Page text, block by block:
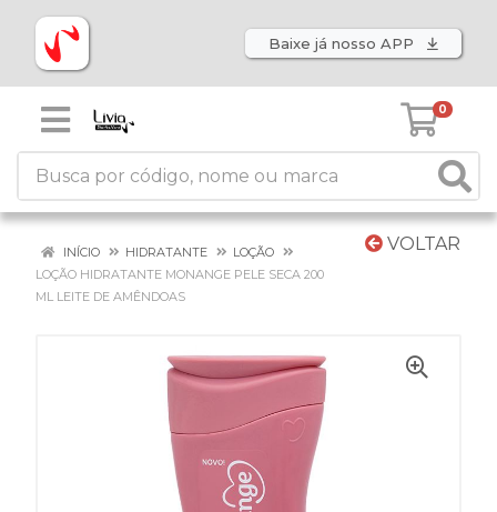
Baixe já nosso APP
0
VOLTAR
INÍCIO HIDRATANTE
LOÇÃO
LOÇÃO HIDRATANTE MONANGE PELE SECA 200
ML LEITE DE AMÊNDOAS